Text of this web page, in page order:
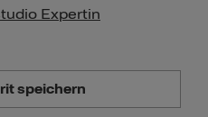
Expertin
speichern